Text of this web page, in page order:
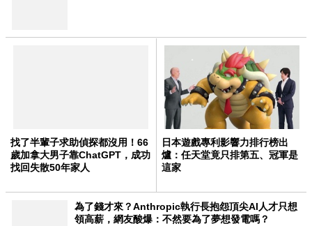
找了半輩子求助偵探都沒用！66
歲加拿大男子靠ChatGPT，成功
找回失散50年家人
日本遊戲專利影響力排行榜出
爐：任天堂竟只排第五、冠軍是
這家
為了錢才來？Anthropic執行長抱怨頂尖AI人才只想
領高薪，網友酸爆：不然要為了夢想發電嗎？